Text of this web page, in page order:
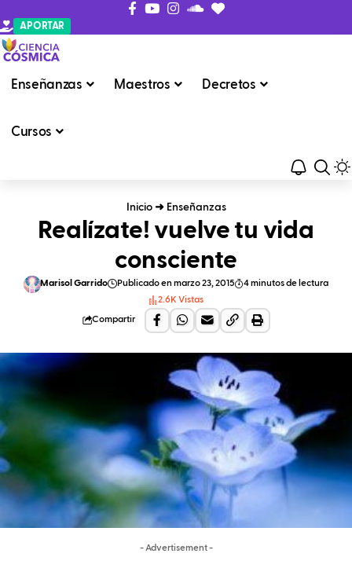
APORTAR
Enseñanzas Maestros Decretos
Cursos
Inicio➜ Enseñanzas
Realízate! vuelve tu vida
consciente
Marisol Garrido Publicado en marzo 23, 2015
4 minutos de lectura
2.6K Vistas
Compartir
- Advertisement -